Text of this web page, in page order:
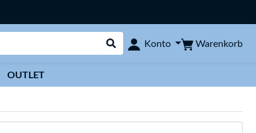
Suche durchführen
Konto Warenkorb
OUTLET